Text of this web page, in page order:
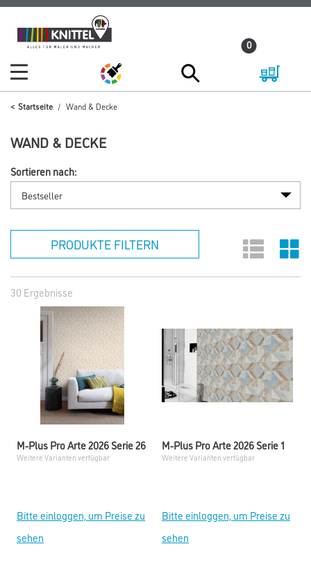
Zum
Inhalt
Zum
Navigationsmenü
0
Startseite Wand & Decke
WAND & DECKE
Sortieren nach:
PRODUKTE FILTERN
30 Ergebnisse
M-Plus Pro Arte 2026 Serie 26
Weitere Varianten verfügbar
Bitte einloggen, um Preise zu
sehen
M-Plus Pro Arte 2026 Serie 1
Weitere Varianten verfügbar
Bitte einloggen, um Preise zu
sehen